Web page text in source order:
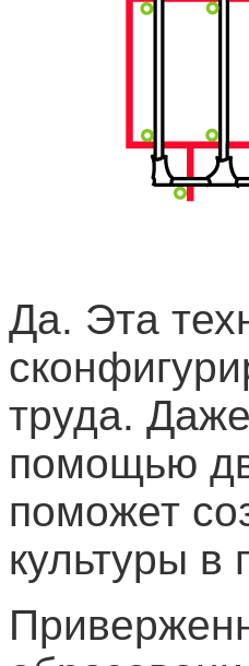
Да. Эта
труда.
помощью
поможет
культуры в